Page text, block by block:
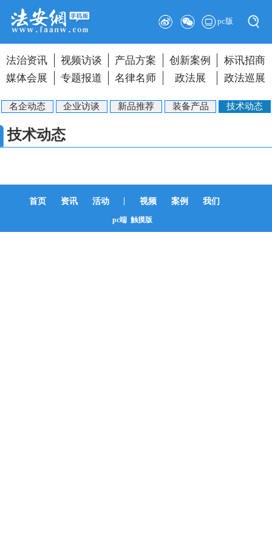
pc版
法治资讯 视频访谈 产品方案 创新案例
标讯招商
媒体会展
专题报道 名律名师 政法展 政法巡展
名企动态 企业访谈 新品推荐 装备产品 技术动态
技术动态
首页 资讯 活动 | 视频 案例 我们
pc端 触摸版